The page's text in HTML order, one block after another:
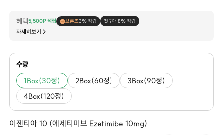
혜택5,500P 적립 브론즈3% 적립 첫구매 8% 적립
자세히보기
수량
1Box(30정) 2Box(60정)
3Box(90정)
4Box(120정)
이젠티아 10 (에제티미브 Ezetimibe 10mg)